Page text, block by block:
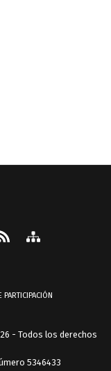
PARTICIPACIÓN
- Todos los derechos
5346433